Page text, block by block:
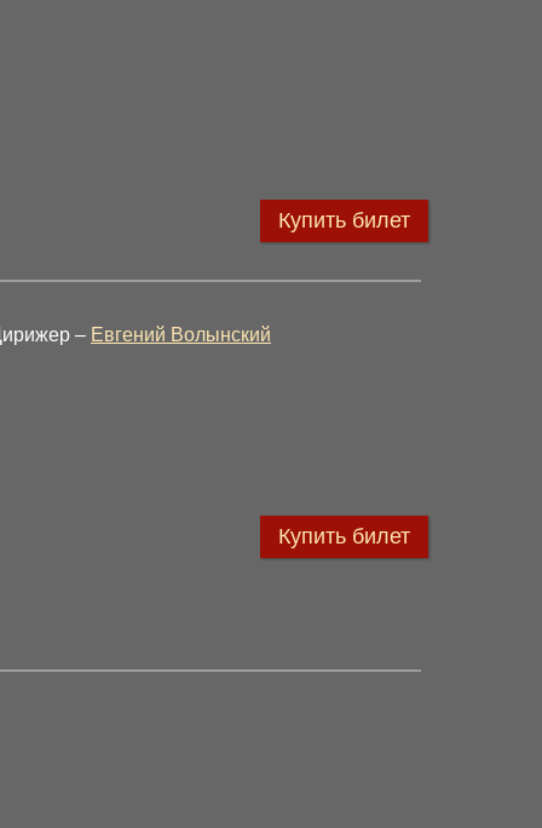
Купить билет
– Евгений Волынский
Купить билет